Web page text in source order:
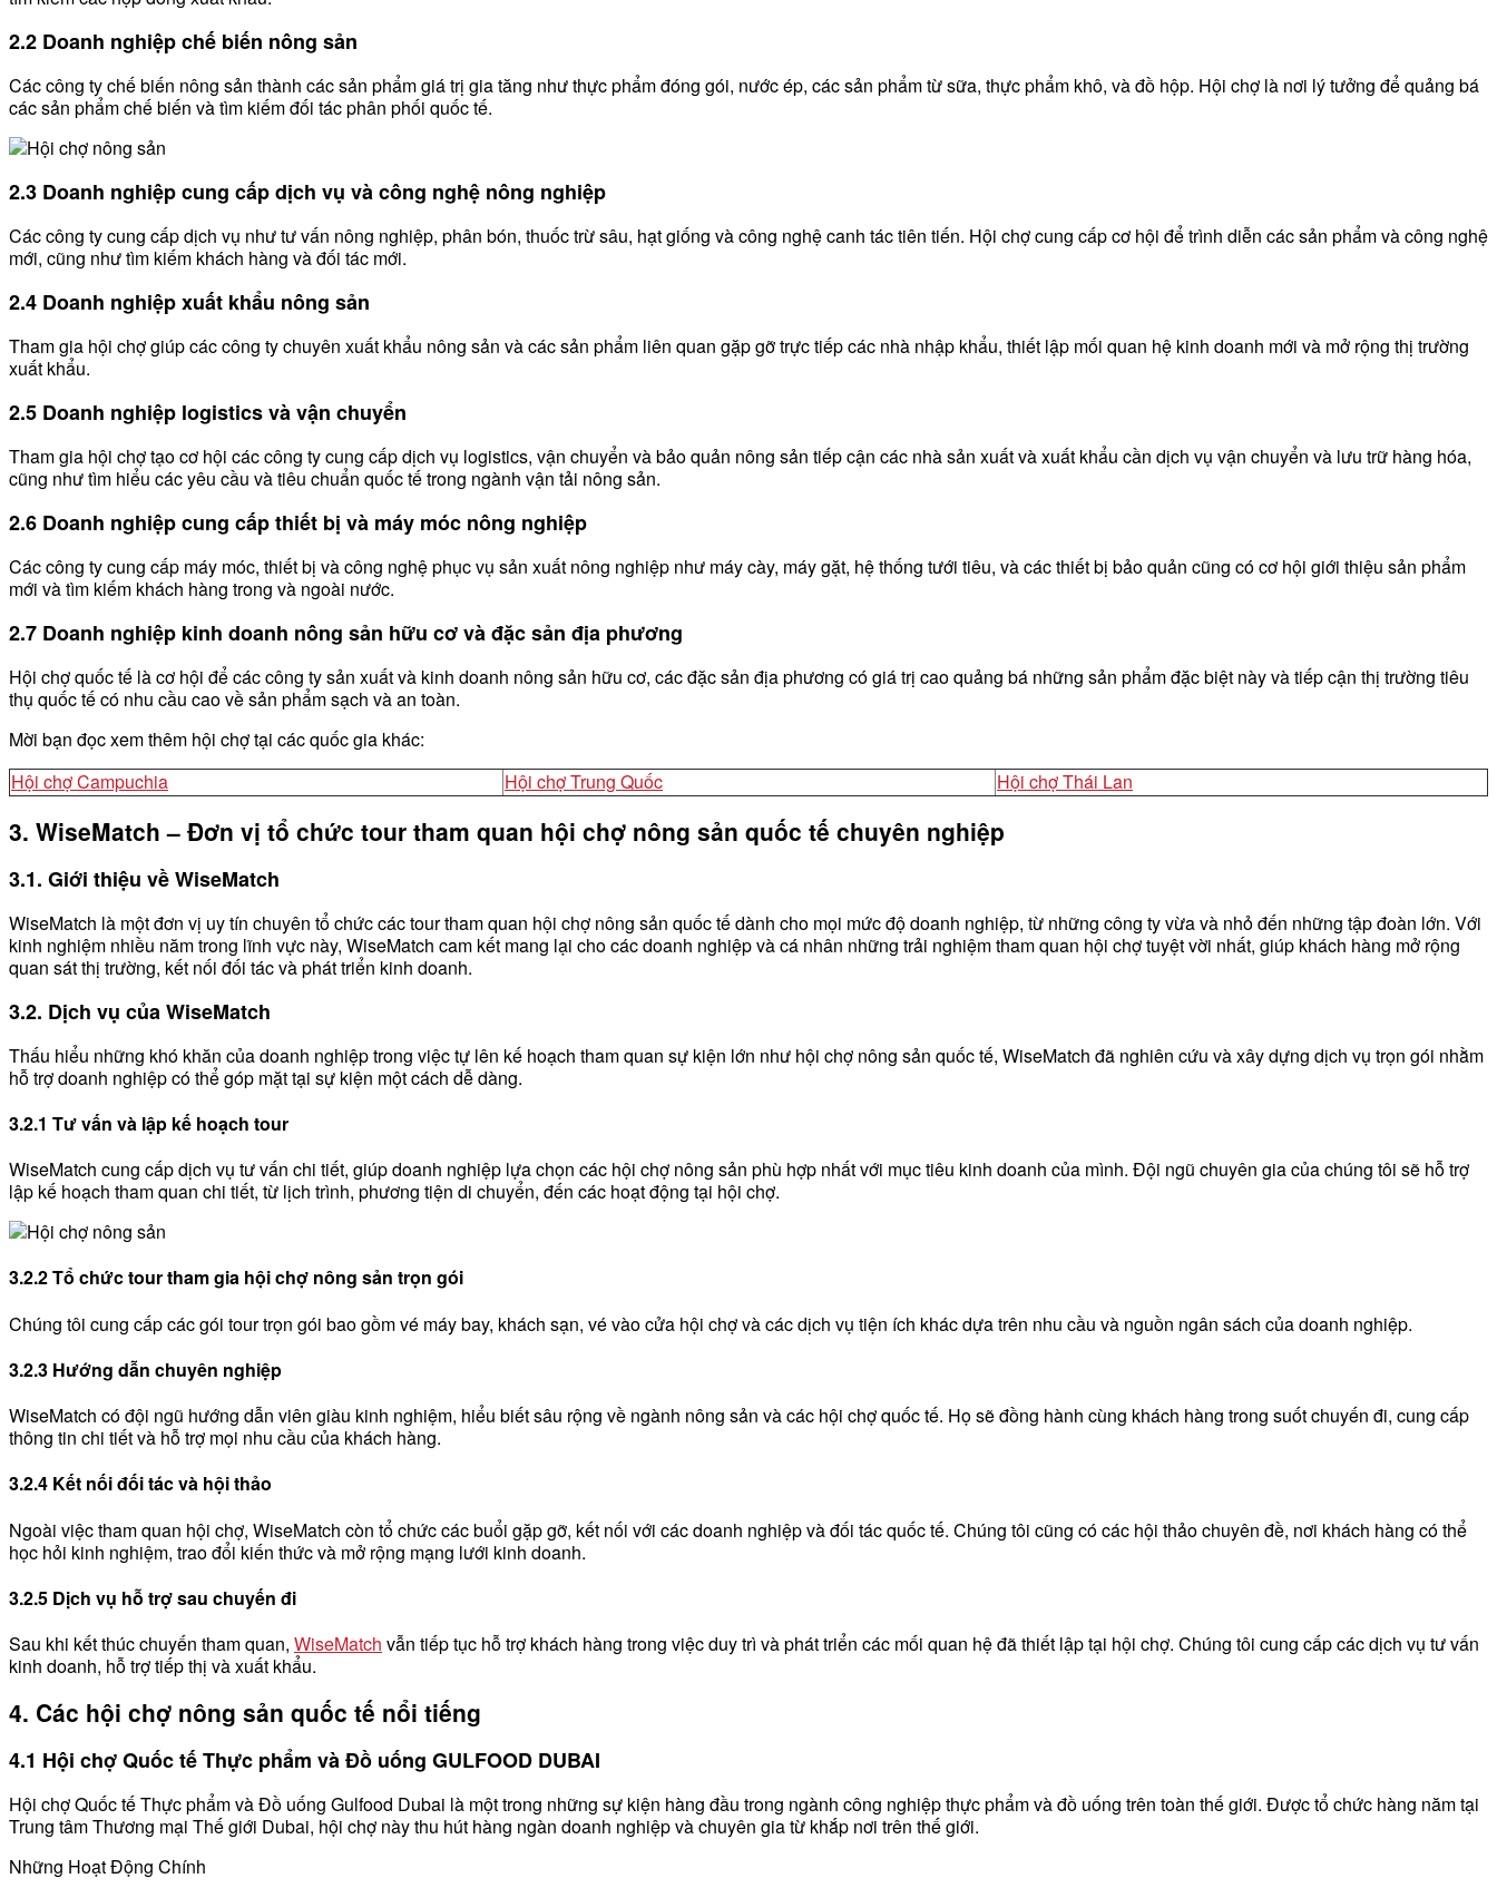
2.2 Doanh nghiệp chế biến nông sản
Các công ty chế biến nông sản thành các sản phẩm giá trị gia tăng như thực phẩm đóng gói, nước ép, các sản phẩm từ sữa, thực phẩm khô, và đồ hộp. Hội chợ là nơi lý tưởng để quảng bá
các sản phẩm chế biến và tìm kiếm đối tác phân phối quốc tế.
2.3 Doanh nghiệp cung cấp dịch vụ và công nghệ nông nghiệp
Các công ty cung cấp dịch vụ như tư vấn nông nghiệp, phân bón, thuốc trừ sâu, hạt giống và công nghệ canh tác tiên tiến. Hội chợ cung cấp cơ hội để trình diễn các sản phẩm và công nghệ
mới, cũng như tìm kiếm khách hàng và đối tác mới.
2.4 Doanh nghiệp xuất khẩu nông sản
Tham gia hội chợ giúp các công ty chuyên xuất khẩu nông sản và các sản phẩm liên quan gặp gỡ trực tiếp các nhà nhập khẩu, thiết lập mối quan hệ kinh doanh mới và mở rộng thị trường
xuất khẩu.
2.5 Doanh nghiệp logistics và vận chuyển
Tham gia hội chợ tạo cơ hội các công ty cung cấp dịch vụ logistics, vận chuyển và bảo quản nông sản tiếp cận các nhà sản xuất và xuất khẩu cần dịch vụ vận chuyển và lưu trữ hàng hóa,
cũng như tìm hiểu các yêu cầu và tiêu chuẩn quốc tế trong ngành vận tải nông sản.
2.6 Doanh nghiệp cung cấp thiết bị và máy móc nông nghiệp
Các công ty cung cấp máy móc, thiết bị và công nghệ phục vụ sản xuất nông nghiệp như máy cày, máy gặt, hệ thống tưới tiêu, và các thiết bị bảo quản cũng có cơ hội giới thiệu sản phẩm
mới và tìm kiếm khách hàng trong và ngoài nước.
2.7 Doanh nghiệp kinh doanh nông sản hữu cơ và đặc sản địa phương
Hội chợ quốc tế là cơ hội để các công ty sản xuất và kinh doanh nông sản hữu cơ, các đặc sản địa phương có giá trị cao quảng bá những sản phẩm đặc biệt này và tiếp cận thị trường tiêu
thụ quốc tế có nhu cầu cao về sản phẩm sạch và an toàn.
Mời bạn đọc xem thêm hội chợ tại các quốc gia khác:
Hội chợ Campuchia
Hội chợ Trung Quốc Hội chợ Thái Lan
3. WiseMatch – Đơn vị tổ chức tour tham quan hội chợ nông sản quốc tế chuyên nghiệp
3.1. Giới thiệu về WiseMatch
WiseMatch là một đơn vị uy tín chuyên tổ chức các tour tham quan hội chợ nông sản quốc tế dành cho mọi mức độ doanh nghiệp, từ những công ty vừa và nhỏ đến những tập đoàn lớn. Với
kinh nghiệm nhiều năm trong lĩnh vực này, WiseMatch cam kết mang lại cho các doanh nghiệp và cá nhân những trải nghiệm tham quan hội chợ tuyệt vời nhất, giúp khách hàng mở rộng
quan sát thị trường, kết nối đối tác và phát triển kinh doanh.
3.2. Dịch vụ của WiseMatch
Thấu hiểu những khó khăn của doanh nghiệp trong việc tự lên kế hoạch tham quan sự kiện lớn như hội chợ nông sản quốc tế, WiseMatch đã nghiên cứu và xây dựng dịch vụ trọn gói nhằm
hỗ trợ doanh nghiệp có thể góp mặt tại sự kiện một cách dễ dàng.
3.2.1 Tư vấn và lập kế hoạch tour
WiseMatch cung cấp dịch vụ tư vấn chi tiết, giúp doanh nghiệp lựa chọn các hội chợ nông sản phù hợp nhất với mục tiêu kinh doanh của mình. Đội ngũ chuyên gia của chúng tôi sẽ hỗ trợ
lập kế hoạch tham quan chi tiết, từ lịch trình, phương tiện di chuyển, đến các hoạt động tại hội chợ.
3.2.2 Tổ chức tour tham gia hội chợ nông sản trọn gói
Chúng tôi cung cấp các gói tour trọn gói bao gồm vé máy bay, khách sạn, vé vào cửa hội chợ và các dịch vụ tiện ích khác dựa trên nhu cầu và nguồn ngân sách của doanh nghiệp.
3.2.3 Hướng dẫn chuyên nghiệp
WiseMatch có đội ngũ hướng dẫn viên giàu kinh nghiệm, hiểu biết sâu rộng về ngành nông sản và các hội chợ quốc tế. Họ sẽ đồng hành cùng khách hàng trong suốt chuyến đi, cung cấp
thông tin chi tiết và hỗ trợ mọi nhu cầu của khách hàng.
3.2.4 Kết nối đối tác và hội thảo
Ngoài việc tham quan hội chợ, WiseMatch còn tổ chức các buổi gặp gỡ, kết nối với các doanh nghiệp và đối tác quốc tế. Chúng tôi cũng có các hội thảo chuyên đề, nơi khách hàng có thể
học hỏi kinh nghiệm, trao đổi kiến thức và mở rộng mạng lưới kinh doanh.
3.2.5 Dịch vụ hỗ trợ sau chuyến đi
Sau khi kết thúc chuyến tham quan, WiseMatch vẫn tiếp tục hỗ trợ khách hàng trong việc duy trì và phát triển các mối quan hệ đã thiết lập tại hội chợ. Chúng tôi cung cấp các dịch vụ tư vấn
kinh doanh, hỗ trợ tiếp thị và xuất khẩu.
4. Các hội chợ nông sản quốc tế nổi tiếng
4.1 Hội chợ Quốc tế Thực phẩm và Đồ uống GULFOOD DUBAI
Hội chợ Quốc tế Thực phẩm và Đồ uống Gulfood Dubai là một trong những sự kiện hàng đầu trong ngành công nghiệp thực phẩm và đồ uống trên toàn thế giới. Được tổ chức hàng năm tại
Trung tâm Thương mại Thế giới Dubai, hội chợ này thu hút hàng ngàn doanh nghiệp và chuyên gia từ khắp nơi trên thế giới.
Những Hoạt Động Chính